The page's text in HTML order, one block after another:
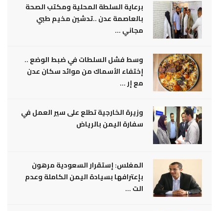
برعاية السلطة المحلية ومكتب الصحة
بالعاصمة عدن ..تدشين مخيم طبي
مجاني ...
وسط فشل السلطات في ضبط الوضع ..
إختفاء الأسماك من موائد سكان عدن
مع إر ...
وزيرة الخارجية تطلع على سير العمل في
سفارة اليمن بالرياض
المغلس: إستقرار السعودية مرهون
بإعترافها بسيادة اليمن الكاملة وعدم
الت ...